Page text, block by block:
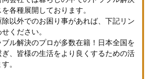
各種展開しております。
以外でのお困り事があれば、下記リン
ください。
ル解決のプロが多数在籍！日本全国を
、皆様の生活をより良くするための活
。